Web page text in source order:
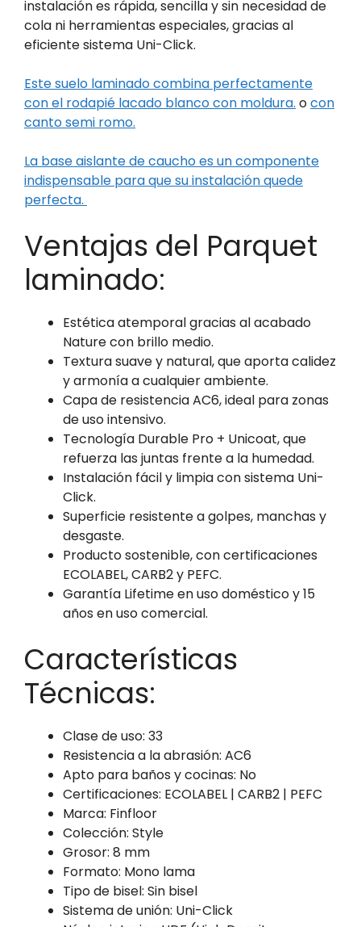
instalación es rápida, sencilla y sin necesidad de
cola ni herramientas especiales, gracias al
eficiente sistema Uni-Click.
Este suelo laminado combina perfectamente
con el rodapié lacado blanco con moldura. ocon
canto semi romo.
La base aislante de caucho es un componente
indispensable para que su instalación quede
perfecta.
Ventajas del Parquet
laminado:
Estética atemporal gracias al acabado
Nature con brillo medio.
Textura suave y natural, que aporta calidez
y armonía a cualquier ambiente.
Capa de resistencia AC6, ideal para zonas
de uso intensivo.
Tecnología Durable Pro + Unicoat, que
refuerza las juntas frente a la humedad.
Instalación fácil y limpia con sistema Uni-
Click.
Superficie resistente a golpes, manchas y
desgaste.
Producto sostenible, con certificaciones
ECOLABEL, CARB2 y PEFC.
Garantía Lifetime en uso doméstico y 15
años en uso comercial.
Características
Técnicas:
Clase de uso: 33
Resistencia a la abrasión: AC6
Apto para baños y cocinas: No
Certificaciones: ECOLABEL | CARB2 | PEFC
Marca: Finfloor
Colección: Style
Grosor: 8 mm
Formato: Mono lama
Tipo de bisel: Sin bisel
Sistema de unión: Uni-Click